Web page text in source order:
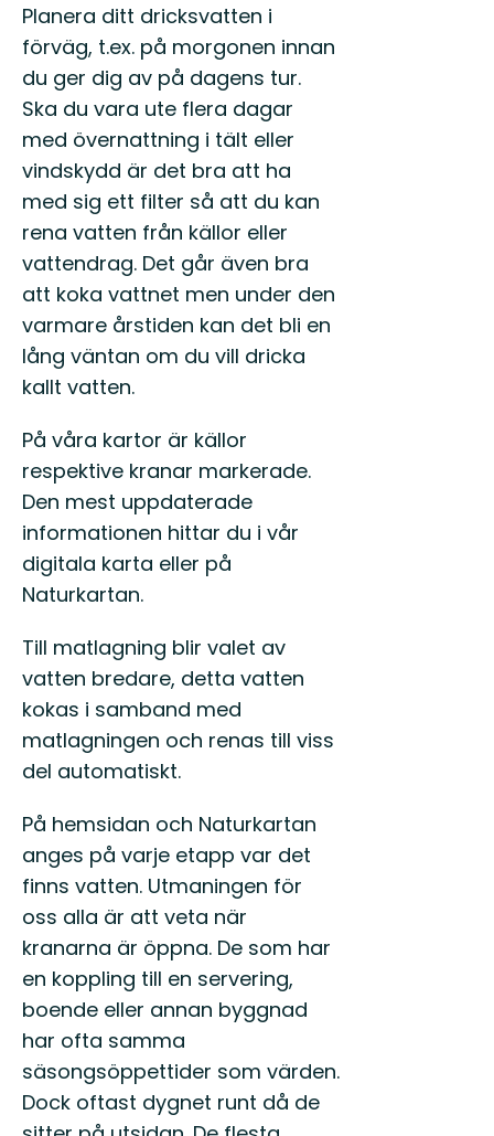
Planera ditt dricksvatten i
förväg, t.ex. på morgonen innan
du ger dig av på dagens tur.
Ska du vara ute flera dagar
med övernattning i tält eller
vindskydd är det bra att ha
med sig ett filter så att du kan
rena vatten från källor eller
vattendrag. Det går även bra
att koka vattnet men under den
varmare årstiden kan det bli en
lång väntan om du vill dricka
kallt vatten.
På våra kartor är källor
respektive kranar markerade.
Den mest uppdaterade
informationen hittar du i vår
digitala karta eller på
Naturkartan.
Till matlagning blir valet av
vatten bredare, detta vatten
kokas i samband med
matlagningen och renas till viss
del automatiskt.
På hemsidan och Naturkartan
anges på varje etapp var det
finns vatten. Utmaningen för
oss alla är att veta när
kranarna är öppna. De som har
en koppling till en servering,
boende eller annan byggnad
har ofta samma
säsongsöppettider som värden.
Dock oftast dygnet runt då de